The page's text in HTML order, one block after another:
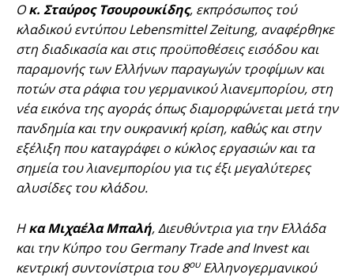
Οκ. Σταύρος Τσουρουκίδης, εκπρόσωπος τού
κλαδικού εντύπου Lebensmittel Zeitung, αναφέρθηκε
στη διαδικασία και στις προϋποθέσεις εισόδου και
παραμονής των Ελλήνων παραγωγών τροφίμων και
ποτών στα ράφια του γερμανικού λιανεμπορίου, στη
νέα εικόνα της αγοράς όπως διαμορφώνεται μετά την
πανδημία και την ουκρανική κρίση, καθώς και στην
εξέλιξη που καταγράφει ο κύκλος εργασιών και τα
σημεία του λιανεμπορίου για τις έξι μεγαλύτερες
αλυσίδες του κλάδου.
Ηκα Μιχαέλα Μπαλή, Διευθύντρια για την Ελλάδα
και την Κύπρο του Germany Trade and Invest και
κεντρική συντονίστρια του 8ουΕλληνογερμανικού